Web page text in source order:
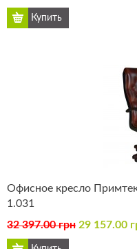
Офисное кресло
1.031
32 397.00 грн 29 157.00